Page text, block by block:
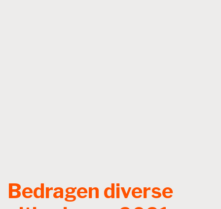
Bedragen diverse